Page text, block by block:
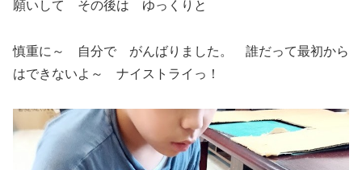
願いして その後は ゆっくりと
慎重に～ 自分で がんばりました。 誰だって最初から
はできないよ～ ナイストライっ！